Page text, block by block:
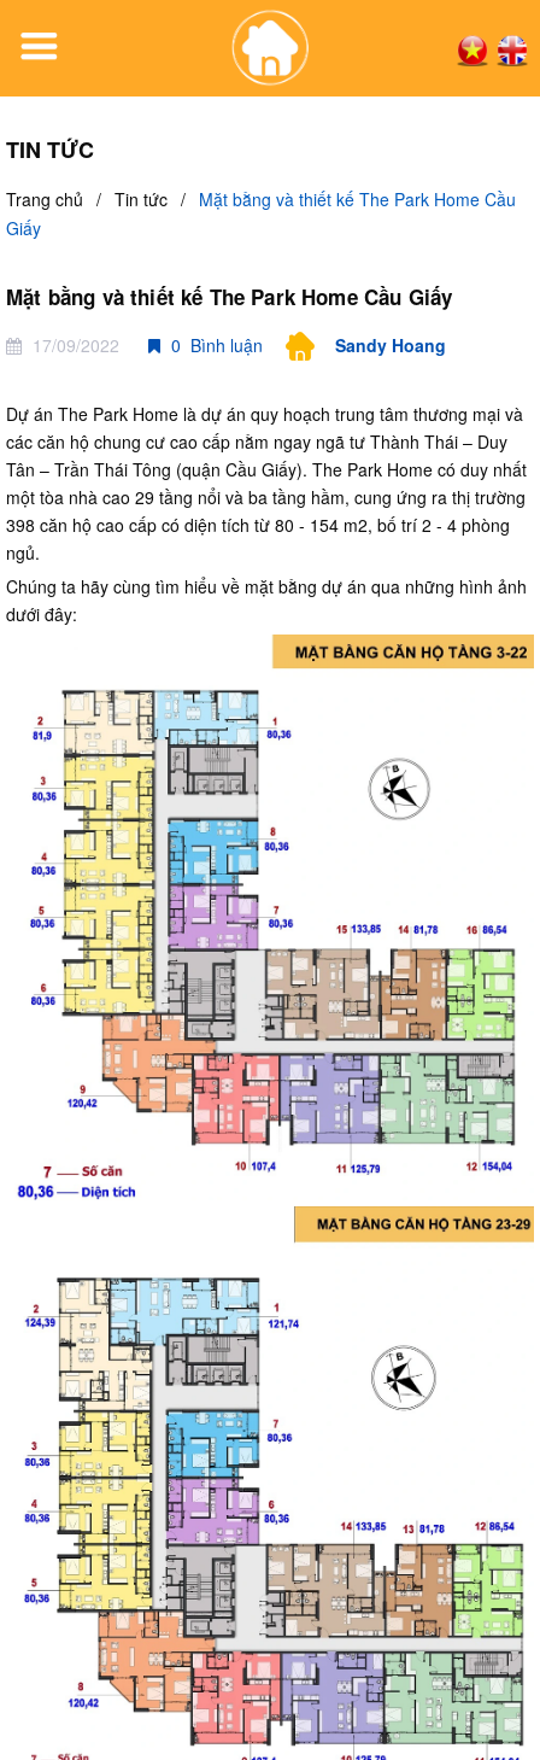
TIN TỨC
Trang chủ / Tin tức / Mặt bằng và thiết kế The Park Home Cầu
Giấy
Mặt bằng và thiết kế The Park Home Cầu Giấy
17/09/2022 0 Bình luận Sandy Hoang
Dự án The Park Home là dự án quy hoạch trung tâm thương mại và
các căn hộ chung cư cao cấp nằm ngay ngã tư Thành Thái – Duy
Tân – Trần Thái Tông (quận Cầu Giấy). The Park Home có duy nhất
một tòa nhà cao 29 tầng nổi và ba tầng hầm, cung ứng ra thị trường
398 căn hộ cao cấp có diện tích từ 80 - 154 m2, bố trí 2 - 4 phòng
ngủ.
Chúng ta hãy cùng tìm hiểu về mặt bằng dự án qua những hình ảnh
dưới đây: